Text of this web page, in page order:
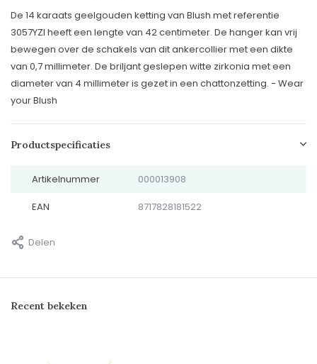
De 14 karaats geelgouden ketting van Blush met referentie
3057YZI heeft een lengte van 42 centimeter. De hanger kan vrij
bewegen over de schakels van dit ankercollier met een dikte
van 0,7 millimeter. De briljant geslepen witte zirkonia met een
diameter van 4 millimeter is gezet in een chattonzetting. - Wear
your Blush
Productspecificaties
Artikelnummer 000013908
EAN 8717828181522
Delen
Recent bekeken